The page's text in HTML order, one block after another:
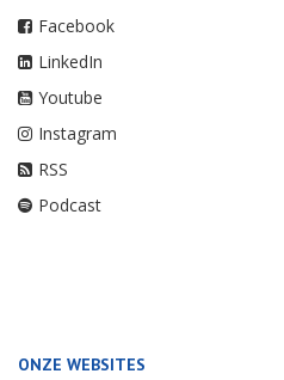
Facebook
LinkedIn
Youtube
Instagram
RSS
Podcast
ONZE WEBSITES